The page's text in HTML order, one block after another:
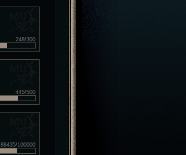
248/300
445/500
88435/100000